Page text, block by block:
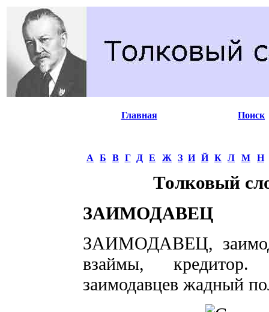
Главная Поиск
А Б В Г Д Е Ж З И Й К Л М Н
Толковый
ЗАИМОДАВЕЦ
ЗАИМОДАВЕЦ,
взаймы,
заимодавцев жадный